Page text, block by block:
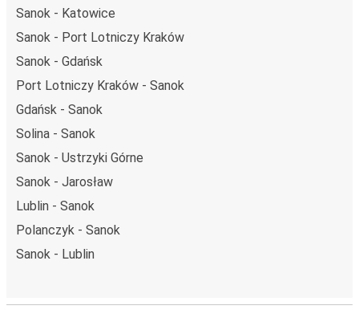
Sanok - Katowice
Sanok - Port Lotniczy Kraków
Sanok - Gdańsk
Port Lotniczy Kraków - Sanok
Gdańsk - Sanok
Solina - Sanok
Sanok - Ustrzyki Górne
Sanok - Jarosław
Lublin - Sanok
Polanczyk - Sanok
Sanok - Lublin